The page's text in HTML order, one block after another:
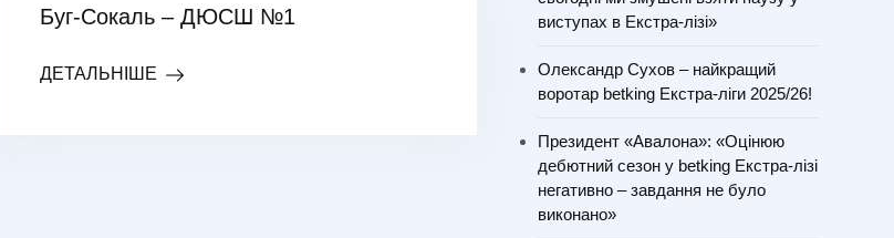
Буг-Сокаль – ДЮСШ №1
ДЕТАЛЬНІШЕ
виступах в Екстра-лізі»
Олександр Сухов – найкращий
воротар betking Екстра-ліги 2025/26!
Президент «Авалона»: «Оцінюю
дебютний сезон у betking Екстра-лізі
негативно – завдання не було
виконано»